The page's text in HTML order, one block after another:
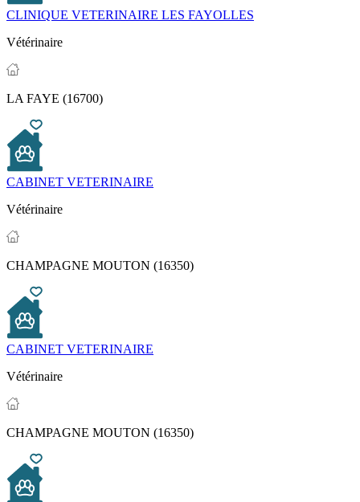
CLINIQUE VETERINAIRE LES FAYOLLES
Vétérinaire
LA FAYE (16700)
CABINET VETERINAIRE
Vétérinaire
CHAMPAGNE MOUTON (16350)
CABINET VETERINAIRE
Vétérinaire
CHAMPAGNE MOUTON (16350)